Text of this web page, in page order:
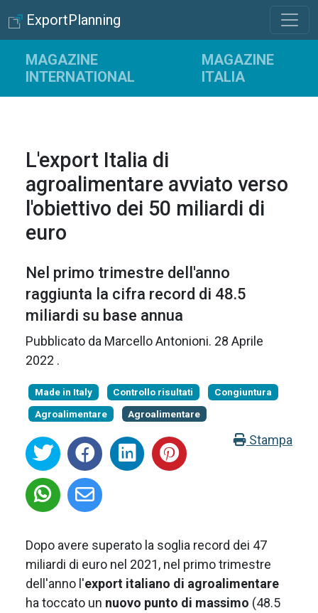
ExportPlanning
MAGAZINE
INTERNATIONAL
MAGAZINE
ITALIA
L'export Italia di
agroalimentare avviato verso
l'obiettivo dei 50 miliardi di
euro
Nel primo trimestre dell'anno
raggiunta la cifra record di 48.5
miliardi su base annua
Pubblicato da Marcello Antonioni. 28 Aprile
2022 .
Made in Italy Controllo risultati
Congiuntura
Agroalimentare
Agroalimentare
Stampa
Dopo avere superato la soglia record dei 47
miliardi di euro nel 2021, nel primo trimestre
dell'anno l'export italiano di agroalimentare
ha toccato un nuovo punto di massimo (48.5